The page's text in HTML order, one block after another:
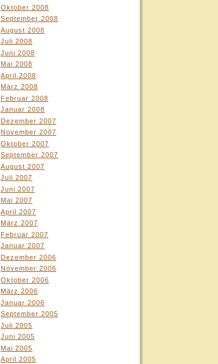
Oktober 2008
September 2008
August 2008
Juli 2008
Juni 2008
Mai 2008
April 2008
März 2008
Februar 2008
Januar 2008
Dezember 2007
November 2007
Oktober 2007
September 2007
August 2007
Juli 2007
Juni 2007
Mai 2007
April 2007
März 2007
Februar 2007
Januar 2007
Dezember 2006
November 2006
Oktober 2006
März 2006
Januar 2006
September 2005
Juli 2005
Juni 2005
Mai 2005
April 2005